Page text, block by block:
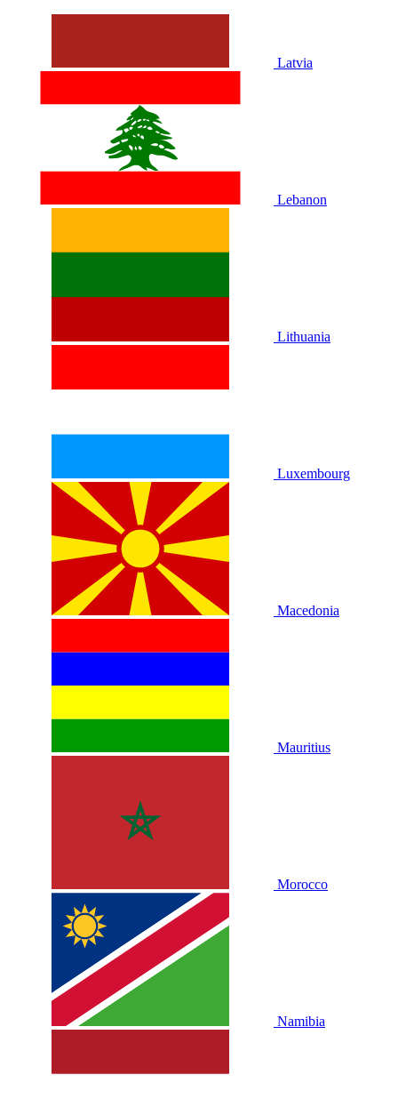
Latvia
Lebanon
Lithuania
Luxembourg
Macedonia
Mauritius
Morocco
Namibia